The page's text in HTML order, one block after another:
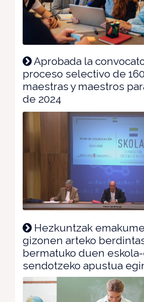
Aprobada la
proceso selectivo de
maestras y maestros
de 2024
Hezkuntzak
gizonen arteko
bermatuko duen
sendotzeko apustua